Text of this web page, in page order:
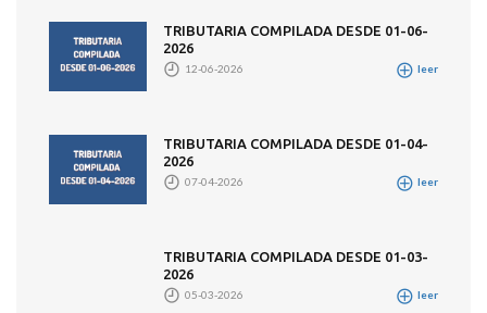
TRIBUTARIA COMPILADA DESDE 01-06-
2026
12-06-2026 leer
TRIBUTARIA COMPILADA DESDE 01-04-
2026
07-04-2026 leer
TRIBUTARIA COMPILADA DESDE 01-03-
2026
05-03-2026 leer